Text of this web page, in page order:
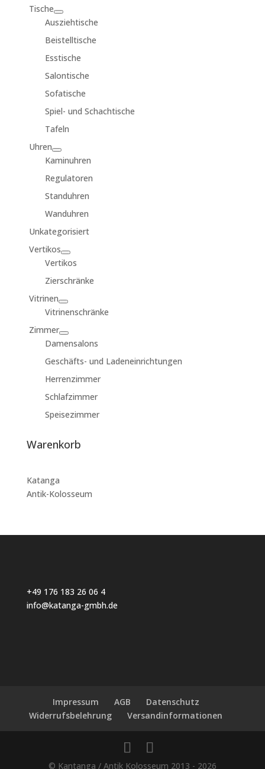
Tische
Ausziehtische
Beistelltische
Esstische
Salontische
Sofatische
Spiel- und Schachtische
Tafeln
Uhren
Kaminuhren
Regulatoren
Standuhren
Wanduhren
Unkategorisiert
Vertikos
Vertikos
Zierschränke
Vitrinen
Vitrinenschränke
Zimmer
Damensalons
Geschäfts- und Ladeneinrichtungen
Herrenzimmer
Schlafzimmer
Speisezimmer
Warenkorb
Katanga
Antik-Kolosseum
+49 176 183 26 06 4
info@katanga-gmbh.de
Impressum AGB
Datenschutz
Widerrufsbelehrung
Versandinformationen
© Kantanga / Antik Kolosseum 2013 - 2026